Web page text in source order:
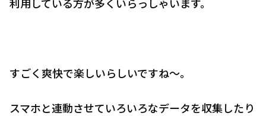
すごく爽快で楽しいらしいですね～。
スマホと連動させていろいろなデータを収集したり